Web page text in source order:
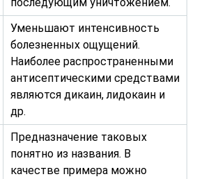
Уменьшают интенсивность
болезненных ощущений.
Наиболее распространенными
антисептическими средствами
являются дикаин, лидокаин и
др.
Предназначение таковых
понятно из названия. В
качестве примера можно